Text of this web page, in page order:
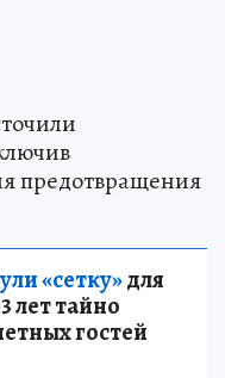
предотвращения
«сетку»для
лет тайно
гостей